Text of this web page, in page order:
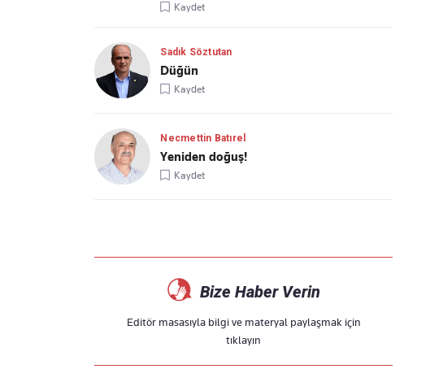
Kaydet
Sadık Söztutan
Düğün
Kaydet
Necmettin Batırel
Yeniden doğuş!
Kaydet
Bize Haber Verin
Editör masasıyla bilgi ve materyal paylaşmak için
tıklayın